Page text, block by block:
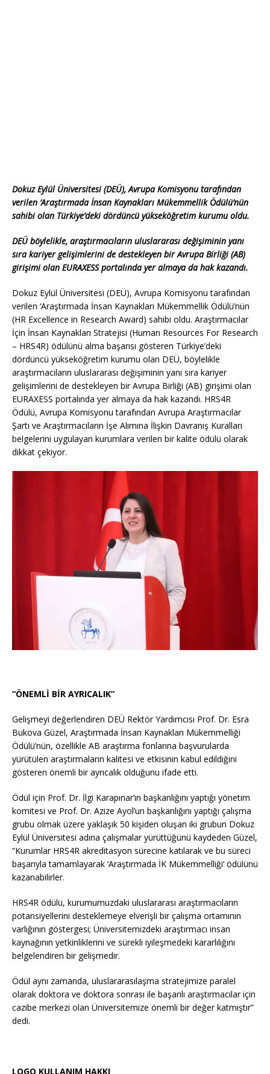
Dokuz Eylül Üniversitesi (DEÜ), Avrupa Komisyonu tarafından
verilen ‘Araştırmada İnsan Kaynakları Mükemmellik Ödülü’nün
sahibi olan Türkiye’deki dördüncü yükseköğretim kurumu oldu.
DEÜ böylelikle, araştırmacıların uluslararası değişiminin yanı
sıra kariyer gelişimlerini de destekleyen bir Avrupa Birliği (AB)
girişimi olan EURAXESS portalında yer almaya da hak kazandı.
Dokuz Eylül Üniversitesi (DEÜ), Avrupa Komisyonu tarafından
verilen ‘Araştırmada İnsan Kaynakları Mükemmellik Ödülü’nün
(HR Excellence in Research Award) sahibi oldu. Araştırmacılar
İçin İnsan Kaynakları Stratejisi (Human Resources For Research
– HRS4R) ödülünü alma başarısı gösteren Türkiye’deki
dördüncü yükseköğretim kurumu olan DEÜ, böylelikle
araştırmacıların uluslararası değişiminin yanı sıra kariyer
gelişimlerini de destekleyen bir Avrupa Birliği (AB) girişimi olan
EURAXESS portalında yer almaya da hak kazandı. HRS4R
Ödülü, Avrupa Komisyonu tarafından Avrupa Araştırmacılar
Şartı ve Araştırmacıların İşe Alımına İlişkin Davranış Kuralları
belgelerini uygulayan kurumlara verilen bir kalite ödülü olarak
dikkat çekiyor.
“ÖNEMLİ BİR AYRICALIK”
Gelişmeyi değerlendiren DEÜ Rektör Yardımcısı Prof. Dr. Esra
Bukova Güzel, Araştırmada İnsan Kaynakları Mükemmelliği
Ödülü’nün, özellikle AB araştırma fonlarına başvurularda
yürütülen araştırmaların kalitesi ve etkisinin kabul edildiğini
gösteren önemli bir ayrıcalık olduğunu ifade etti.
Ödül için Prof. Dr. İlgi Karapınar’ın başkanlığını yaptığı yönetim
komitesi ve Prof. Dr. Azize Ayol’un başkanlığını yaptığı çalışma
grubu olmak üzere yaklaşık 50 kişiden oluşan iki grubun Dokuz
Eylül Üniversitesi adına çalışmalar yürüttüğünü kaydeden Güzel,
“Kurumlar HRS4R akreditasyon sürecine katılarak ve bu süreci
başarıyla tamamlayarak ‘Araştırmada İK Mükemmelliği’ ödülünü
kazanabilirler.
HRS4R ödülü, kurumumuzdaki uluslararası araştırmacıların
potansiyellerini desteklemeye elverişli bir çalışma ortamının
varlığının göstergesi; Üniversitemizdeki araştırmacı insan
kaynağının yetkinliklerini ve sürekli iyileşmedeki kararlılığını
belgelendiren bir gelişmedir.
Ödül aynı zamanda, uluslararasılaşma stratejimize paralel
olarak doktora ve doktora sonrası ile başarılı araştırmacılar için
cazibe merkezi olan Üniversitemize önemli bir değer katmıştır”
dedi.
LOGO KULLANIM HAKKI